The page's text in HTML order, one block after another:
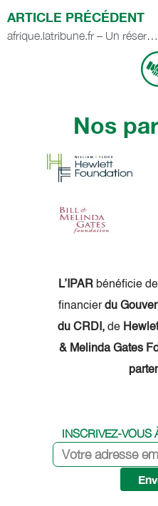
ARTICLE PRÉCÉDENT
afrique.latribune.fr – Un réservoir d’emplois, ça ne s’invente pas !
Nos
L’IPARbénéficie de
financierdu
du CRDI, de
& Melinda Gates
INSCRIVEZ-VOUS